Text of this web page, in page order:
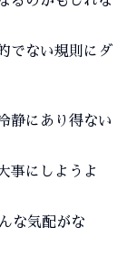
でない規則にダ
静にあり得ない
事にしようよ
な気配がな